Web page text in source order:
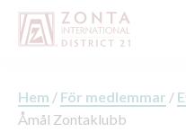
Hem / För medlemmar /
Åmål Zontaklubb